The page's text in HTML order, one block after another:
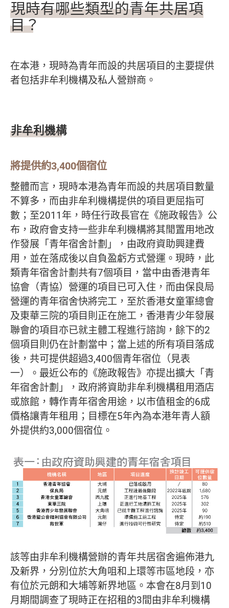
現時有哪些類型的青年共居項
目？
在本港，現時為青年而設的共居項目的主要提供
者包括非牟利機構及私人營辦商。
非牟利機構
將提供約3,400個宿位
整體而言，現時本港為青年而設的共居項目數量
不算多，而由非牟利機構提供的項目更屈指可
數；至2011年，時任行政長官在《施政報告》公
布，政府會支持一些非牟利機構將其閒置用地改
作發展「青年宿舍計劃」，由政府資助興建費
用，並在落成後以自負盈虧方式營運。現時，此
類青年宿舍計劃共有7個項目，當中由香港青年
協會（青協）營運的項目已可入住，而由保良局
營運的青年宿舍快將完工，至於香港女童軍總會
及東華三院的項目則正在施工，香港青少年發展
聯會的項目亦已就主體工程進行諮詢，餘下的2
個項目則仍在計劃當中；當上述的所有項目落成
後，共可提供超過3,400個青年宿位（見表
一）。最近公布的《施政報告》亦提出擴大「青
年宿舍計劃」，政府將資助非牟利機構租用酒店
或旅館，轉作青年宿舍用途，以市值租金的6成
價格讓青年租用；目標在5年內為本港年青人額
外提供約3,000個宿位。
該等由非牟利機構營辦的青年共居宿舍遍佈港九
及新界，分別位於大角咀和上環等市區地段，亦
有位於元朗和大埔等新界地區。本會在8月到10
月期間調查了現時正在招租的3間由非牟利機構